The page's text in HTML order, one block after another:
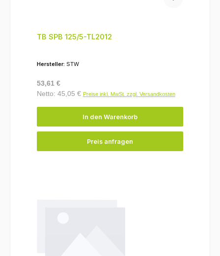
TB SPB 125/5-TL2012
Hersteller: STW
Regulärer Preis:
53,61 €
Netto: 45,05 € Preise inkl. MwSt. zzgl. Versandkosten
In den Warenkorb
Preis anfragen